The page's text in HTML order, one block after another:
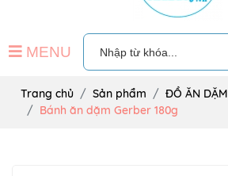
MENU
Trang chủ Sản phẩm
ĐỒ ĂN DẶM
Bánh ăn dặm Gerber 180g